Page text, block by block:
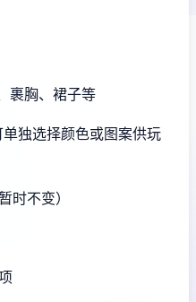
裹胸、裙子等
独选择颜色或图案供玩
时不变）